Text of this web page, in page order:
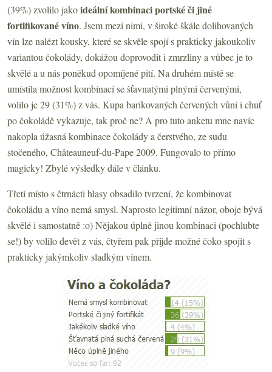
(39%) zvolilo jakoideální kombinaci portské či jiné
fortifikované víno. Jsem mezi nimi, v široké škále dolihovaných
vín lze nalézt kousky, které se skvěle spojí s prakticky jakoukoliv
variantou čokolády, dokážou doprovodit i zmrzliny a vůbec je to
skvělé a u nás poněkud opomíjené pití. Na druhém místě se
umístila možnost kombinací se šťavnatými plnými červenými,
volilo je 29 (31%) z vás. Kupa barikovaných červených vůni i chuť
po čokoládě vykazuje, tak proč ne? A pro tuto anketu mne navíc
nakopla úžasná kombinace čokolády a čerstvého, ze sudu
stočeného, Châteauneuf-du-Pape 2009. Fungovalo to přímo
magicky! Zbylé výsledky dále v článku.
Třetí místo s čtrnácti hlasy obsadilo tvrzení, že kombinovat
čokoládu a víno nemá smysl. Naprosto legitimní názor, oboje bývá
skvělé i samostatně :o) Nějakou úplně jinou kombinaci (pochlubte
se!) by volilo devět z vás, čtyřem pak přijde možné čoko spojit s
prakticky jakýmkoliv sladkým vínem.